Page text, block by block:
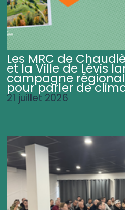
Les MRC de
et la Ville de Lévis
campagne
pour parler de
21 juillet 2026